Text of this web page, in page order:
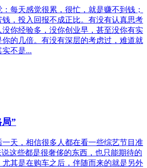
每天感觉很累，很忙，就是赚不到钱；
，投入回报不成正比。有没有认真思考
你经验多，没你创业早，甚至没你有实
的几倍。有没有深层的考虑过，难道就
不是...
”
一天，相信很多人都在看一些综艺节目准
这些都是很奢侈的东西，也只能期待的
其是在购车之后，伴随而来的就是另外